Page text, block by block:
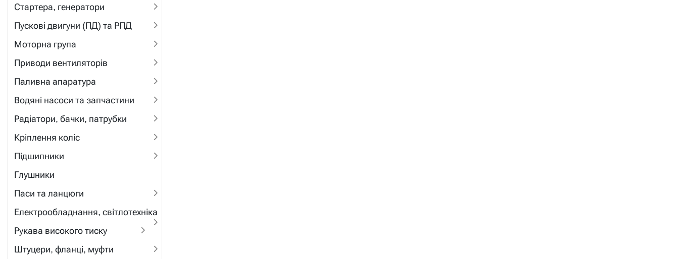
Стартера, генератори
Пускові двигуни (ПД) та РПД
Моторна група
Приводи вентиляторів
Паливна апаратура
Водяні насоси та запчастини
Радіатори, бачки, патрубки
Кріплення коліс
Підшипники
Глушники
Паси та ланцюги
Електрообладнання, світлотехніка
Рукава високого тиску
Штуцери, фланці, муфти